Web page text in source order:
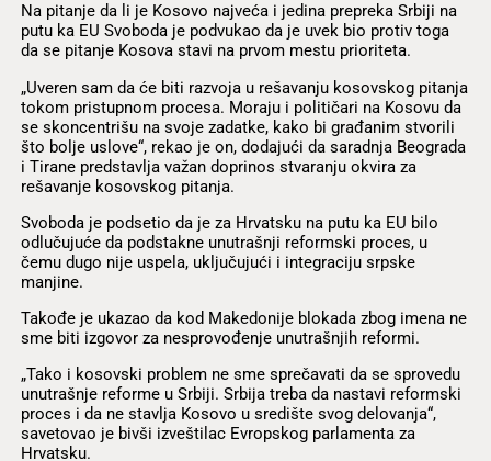
Na pitanje da li je Kosovo najveća i jedina prepreka Srbiji na
putu ka EU Svoboda je podvukao da je uvek bio protiv toga
da se pitanje Kosova stavi na prvom mestu prioriteta.
„Uveren sam da će biti razvoja u rešavanju kosovskog pitanja
tokom pristupnom procesa. Moraju i političari na Kosovu da
se skoncentrišu na svoje zadatke, kako bi građanim stvorili
što bolje uslove“, rekao je on, dodajući da saradnja Beograda
i Tirane predstavlja važan doprinos stvaranju okvira za
rešavanje kosovskog pitanja.
Svoboda je podsetio da je za Hrvatsku na putu ka EU bilo
odlučujuće da podstakne unutrašnji reformski proces, u
čemu dugo nije uspela, uključujući i integraciju srpske
manjine.
Takođe je ukazao da kod Makedonije blokada zbog imena ne
sme biti izgovor za nesprovođenje unutrašnjih reformi.
„Tako i kosovski problem ne sme sprečavati da se sprovedu
unutrašnje reforme u Srbiji. Srbija treba da nastavi reformski
proces i da ne stavlja Kosovo u središte svog delovanja“,
savetovao je bivši izveštilac Evropskog parlamenta za
Hrvatsku.